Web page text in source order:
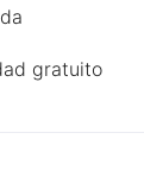
gratuito